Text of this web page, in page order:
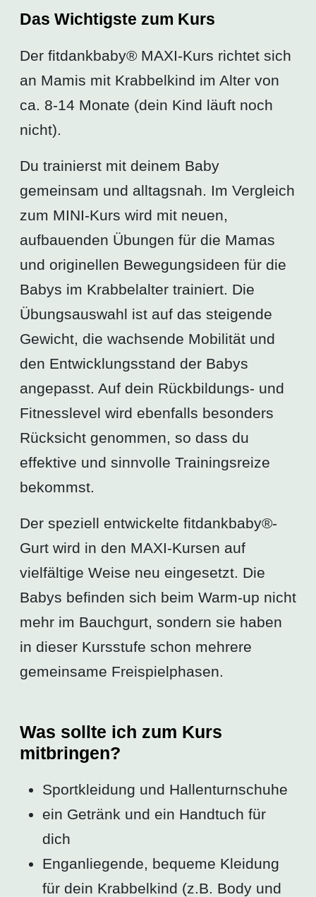
Das Wichtigste zum Kurs
Der fitdankbaby® MAXI-Kurs richtet sich
an Mamis mit Krabbelkind im Alter von
ca. 8-14 Monate (dein Kind läuft noch
nicht).
Du trainierst mit deinem Baby
gemeinsam und alltagsnah. Im Vergleich
zum MINI-Kurs wird mit neuen,
aufbauenden Übungen für die Mamas
und originellen Bewegungsideen für die
Babys im Krabbelalter trainiert. Die
Übungsauswahl ist auf das steigende
Gewicht, die wachsende Mobilität und
den Entwicklungsstand der Babys
angepasst. Auf dein Rückbildungs- und
Fitnesslevel wird ebenfalls besonders
Rücksicht genommen, so dass du
effektive und sinnvolle Trainingsreize
bekommst.
Der speziell entwickelte fitdankbaby®-
Gurt wird in den MAXI-Kursen auf
vielfältige Weise neu eingesetzt. Die
Babys befinden sich beim Warm-up nicht
mehr im Bauchgurt, sondern sie haben
in dieser Kursstufe schon mehrere
gemeinsame Freispielphasen.
Was sollte ich zum Kurs
mitbringen?
Sportkleidung und Hallenturnschuhe
ein Getränk und ein Handtuch für
dich
Enganliegende, bequeme Kleidung
für dein Krabbelkind (z.B. Body und